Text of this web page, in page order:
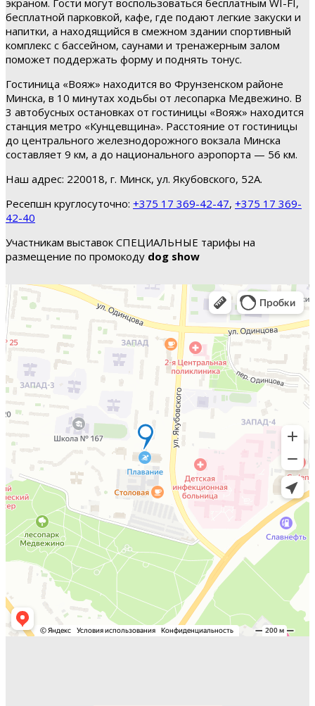
экраном. Гости могут воспользоваться бесплатным WI-FI,
бесплатной парковкой, кафе, где подают легкие закуски и
напитки, а находящийся в смежном здании спортивный
комплекс с бассейном, саунами и тренажерным залом
поможет поддержать форму и поднять тонус.
Гостиница «Вояж» находится во Фрунзенском районе
Минска, в 10 минутах ходьбы от лесопарка Медвежино. В
3 автобусных остановках от гостиницы «Вояж» находится
станция метро «Кунцевщина». Расстояние от гостиницы
до центрального железнодорожного вокзала Минска
составляет 9 км, а до национального аэропорта — 56 км.
Наш адрес: 220018, г. Минск, ул. Якубовского, 52А.
Ресепшн круглосуточно: +375 17 369-42-47, +375 17 369-
42-40
Участникам выставок СПЕЦИАЛЬНЫЕ тарифы на
размещение по промокоду dog show